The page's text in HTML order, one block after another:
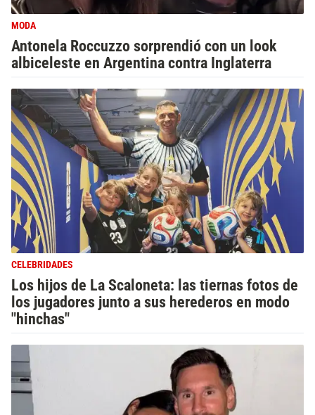
MODA
Antonela Roccuzzo sorprendió con un look
albiceleste en Argentina contra Inglaterra
CELEBRIDADES
Los hijos de La Scaloneta: las tiernas fotos de
los jugadores junto a sus herederos en modo
"hinchas"